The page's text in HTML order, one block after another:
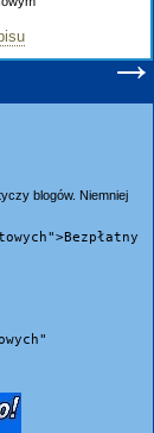
→
blogów. Niemniej